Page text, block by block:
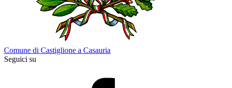
Comune di Castiglione a Casauria
Seguici su